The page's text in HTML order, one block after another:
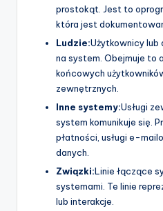
prostokąt. Jest to
która jest
Ludzie:Użytkownicy lub
na system. Obejmuje to
końcowych
zewnętrznych.
Inne systemy:Usługi
system komunikuje się.
płatności, usługi e-
danych.
Związki:Linie łączące
systemami. Te linie
lub interakcje.